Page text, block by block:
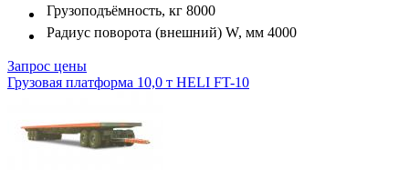
Грузоподъёмность, кг 8000
Радиус поворота (внешний) W, мм 4000
Запрос цены
Грузовая платформа 10,0 т HELI FT-10